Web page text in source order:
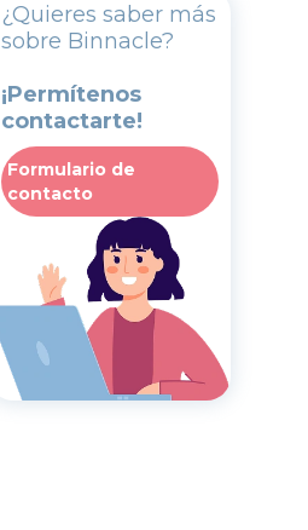
¿Quieres saber más
sobre Binnacle?
¡Permítenos
contactarte!
Formulario de
contacto